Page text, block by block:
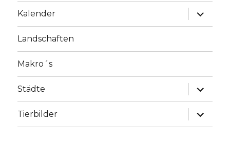
Kalender
Landschaften
Makro´s
Städte
Tierbilder